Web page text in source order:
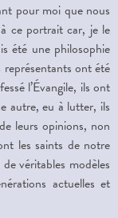
pour moi que nous
ce portrait car, je le
été une philosophie
représentants ont été
l’Évangile, ils ont
autre, eu à lutter, ils
leurs opinions, non
les saints de notre
véritables modèles
actuelles et